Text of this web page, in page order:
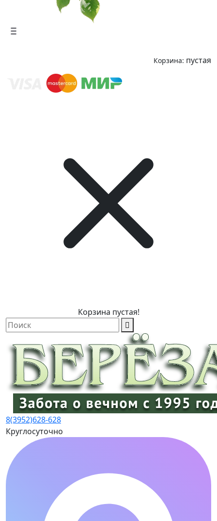
Корзина: пустая
Корзина пустая!
8(3952)628-628
Круглосуточно